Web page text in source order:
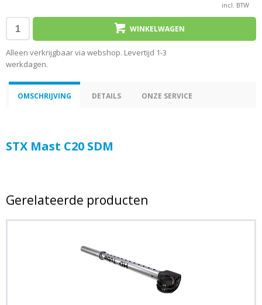
incl. BTW
WINKELWAGEN
Alleen verkrijgbaar via webshop. Levertijd 1-3
werkdagen.
OMSCHRIJVING DETAILS ONZE SERVICE
STX Mast C20 SDM
Gerelateerde producten